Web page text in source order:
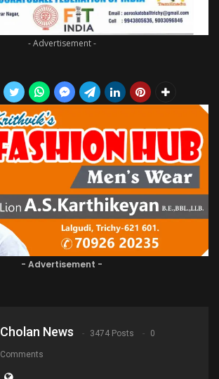
- Advertisement -
- Advertisement -
Cholan News 3474 Posts 0
Comments